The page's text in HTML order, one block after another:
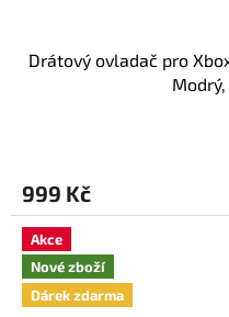
Drátový ovladač pro
je
5,0
5
hvězdiček.
999 Kč
Akce
Nové zboží
Dárek zdarma